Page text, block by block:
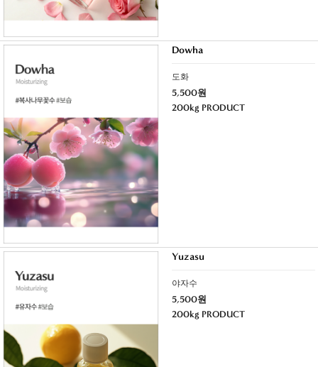
Dowha
도화
5,500원
200kg PRODUCT
Yuzasu
야자수
5,500원
200kg PRODUCT